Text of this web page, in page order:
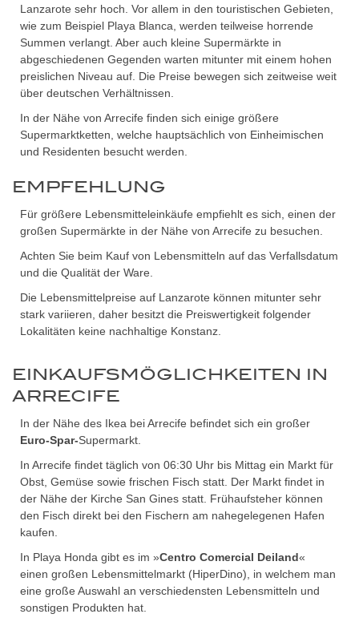
Lanzarote sehr hoch. Vor allem in den touristischen Gebieten,
wie zum Beispiel Playa Blanca, werden teilweise horrende
Summen verlangt. Aber auch kleine Supermärkte in
abgeschiedenen Gegenden warten mitunter mit einem hohen
preislichen Niveau auf. Die Preise bewegen sich zeitweise weit
über deutschen Verhältnissen.
In der Nähe von Arrecife finden sich einige größere
Supermarktketten, welche hauptsächlich von Einheimischen
und Residenten besucht werden.
EMPFEHLUNG
Für größere Lebensmitteleinkäufe empfiehlt es sich, einen der
großen Supermärkte in der Nähe von Arrecife zu besuchen.
Achten Sie beim Kauf von Lebensmitteln auf das Verfallsdatum
und die Qualität der Ware.
Die Lebensmittelpreise auf Lanzarote können mitunter sehr
stark variieren, daher besitzt die Preiswertigkeit folgender
Lokalitäten keine nachhaltige Konstanz.
EINKAUFSMÖGLICHKEITEN IN
ARRECIFE
In der Nähe des Ikea bei Arrecife befindet sich ein großer
Euro-Spar-Supermarkt.
In Arrecife findet täglich von 06:30 Uhr bis Mittag ein Markt für
Obst, Gemüse sowie frischen Fisch statt. Der Markt findet in
der Nähe der Kirche San Gines statt. Frühaufsteher können
den Fisch direkt bei den Fischern am nahegelegenen Hafen
kaufen.
In Playa Honda gibt es im »Centro Comercial Deiland«
einen großen Lebensmittelmarkt (HiperDino), in welchem man
eine große Auswahl an verschiedensten Lebensmitteln und
sonstigen Produkten hat.